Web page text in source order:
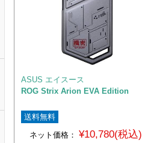
ASUS エイスース
ROG Strix Arion EVA Edition
送料無料
ネット価格：
¥10,780(税込)